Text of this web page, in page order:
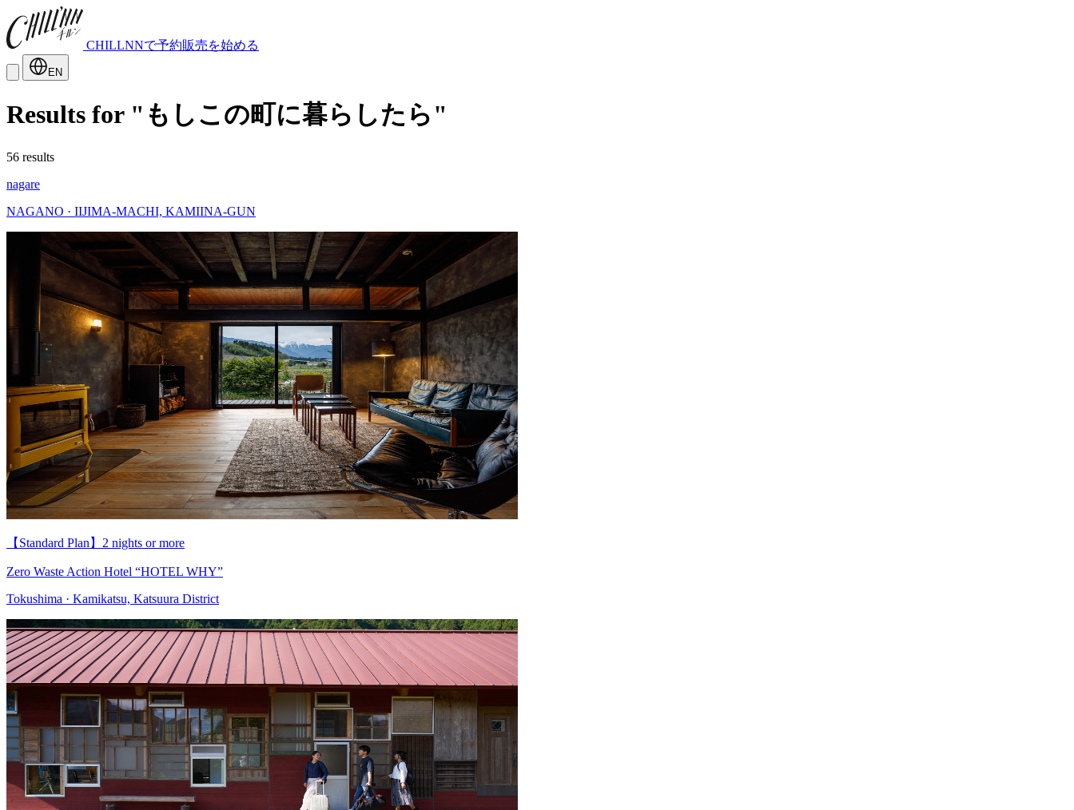
CHILLNNで予約販売を始める
EN
Results for "もしこの町に暮らしたら"
56 results
nagare
NAGANO · IIJIMA-MACHI, KAMIINA-GUN
【Standard Plan】2 nights or more
Zero Waste Action Hotel “HOTEL WHY”
Tokushima · Kamikatsu, Katsuura District